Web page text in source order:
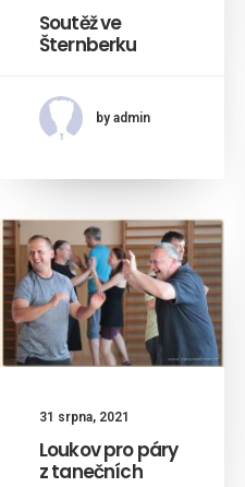
Soutěž ve
Šternberku
by admin
31 srpna, 2021
Loukov pro páry
z tanečních